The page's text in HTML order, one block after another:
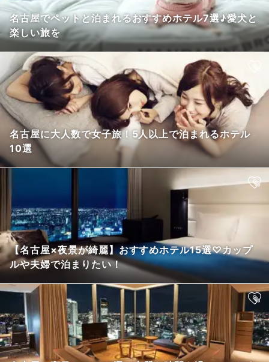
名古屋でペットと泊まれるおすすめホテル7選♪愛犬と
楽しい旅を
名古屋に大人数で女子旅！5人以上で泊まれるホテル
10選
【名古屋×夜景が綺麗】おすすめホテル15選♡カップ
ルや夫婦で泊まりたい！